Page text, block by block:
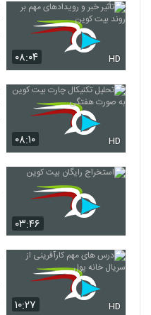
۰۸:۰۴ HD
۰۸:۱۰ HD
۰۳:۴۶
۱۰:۲۷ HD